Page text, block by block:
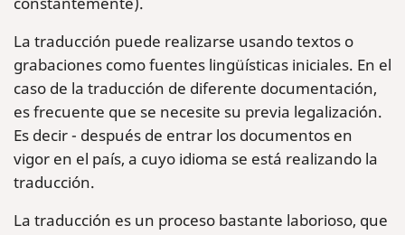
La traducción puede realizarse usando textos o
grabaciones como fuentes lingüísticas iniciales. En el
caso de la traducción de diferente documentación,
es frecuente que se necesite su previa legalización.
Es decir - después de entrar los documentos en
vigor en el país, a cuyo idioma se está realizando la
traducción.
La traducción es un proceso bastante laborioso, que